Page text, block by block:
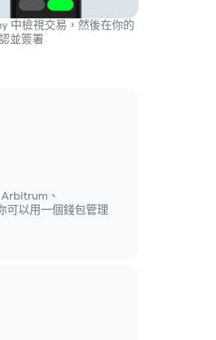
中檢視交易，然後在你的
並簽署
、
可以用一個錢包管理